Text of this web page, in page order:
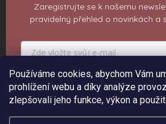
Používáme cookies, abychom Vám
prohlížení webu a díky analýze
zlepšovali jeho funkce, výkon a
Zaregistrujte se k našemu
pravidelný přehled o novinkách a
PŘIHLÁSIT K